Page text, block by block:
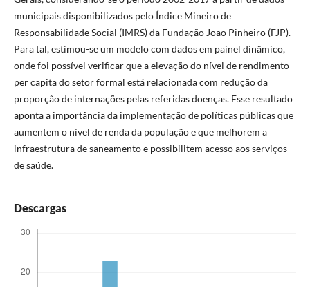
municipais disponibilizados pelo Índice Mineiro de
Responsabilidade Social (IMRS) da Fundação Joao Pinheiro (FJP).
Para tal, estimou-se um modelo com dados em painel dinâmico,
onde foi possível verificar que a elevação do nível de rendimento
per capita do setor formal está relacionada com redução da
proporção de internações pelas referidas doenças. Esse resultado
aponta a importância da implementação de políticas públicas que
aumentem o nível de renda da população e que melhorem a
infraestrutura de saneamento e possibilitem acesso aos serviços
de saúde.
Descargas